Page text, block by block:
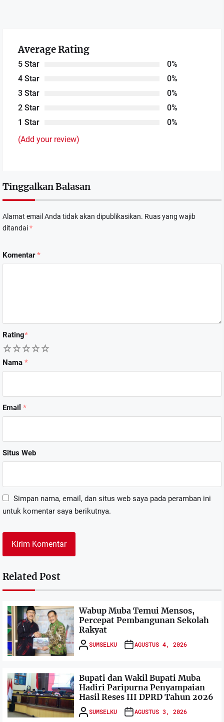
Average Rating
5 Star
0%
4 Star
0%
3 Star
0%
2 Star
0%
1 Star
0%
(Add your review)
Tinggalkan Balasan
Alamat email Anda tidak akan dipublikasikan. Ruas yang wajib
ditandai*
Komentar*
Rating*
5
4
3
2
Nama *
Email *
Situs Web
Simpan nama, email, dan situs web saya pada peramban ini
untuk komentar saya berikutnya.
Related Post
Wabup Muba Temui Mensos,
Percepat Pembangunan Sekolah
Rakyat
SUMSELKU AGUSTUS 4, 2026
Bupati dan Wakil Bupati Muba
Hadiri Paripurna Penyampaian
Hasil Reses III DPRD Tahun 2026
SUMSELKU AGUSTUS 3, 2026